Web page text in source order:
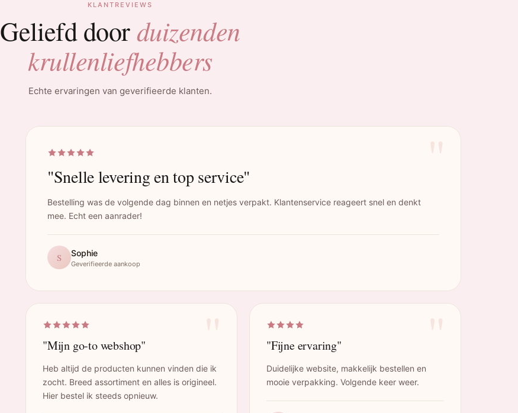
KLANTREVIEWS
Geliefd doorduizenden
krullenliefhebbers
Echte ervaringen van geverifieerde klanten.
"Snelle levering en top service"
Bestelling was de volgende dag binnen en netjes verpakt. Klantenservice reageert snel en denkt
mee. Echt een aanrader!
S Sophie
Geverifieerde aankoop
"Mijn go-to webshop"
Heb altijd de producten kunnen vinden die ik
zocht. Breed assortiment en alles is origineel.
Hier bestel ik steeds opnieuw.
"Fijne ervaring"
Duidelijke website, makkelijk bestellen en
mooie verpakking. Volgende keer weer.